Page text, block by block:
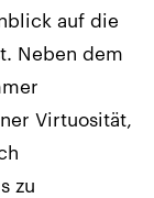
auf die
Neben dem
Virtuosität,
zu